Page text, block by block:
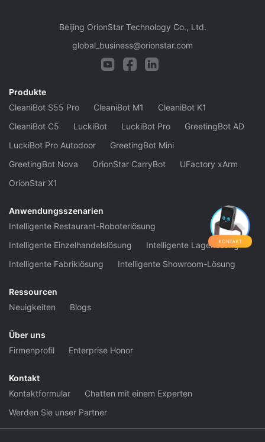
KONTAKT
Beijing OrionStar Technology Co., Ltd.
global_business@orionstar.com
Produkte
CleaniBot S55 Pro
CleaniBot M1
CleaniBot K1
CleaniBot C5
LuckiBot LuckiBot Pro
GreetingBot AD
LuckiBot Pro Autodoor
GreetingBot Mini
GreetingBot Nova
OrionStar CarryBot
UFactory xArm
OrionStar X1
Anwendungsszenarien
Intelligente Restaurant-Roboterlösung
Intelligente Einzelhandelslösung
Intelligente Lagerlösung
Intelligente Fabriklösung
Intelligente Showroom-Lösung
Ressourcen
Neuigkeiten
Blogs
Über uns
Firmenprofil
Enterprise Honor
Kontakt
Kontaktformular
Chatten mit einem Experten
Werden Sie unser Partner